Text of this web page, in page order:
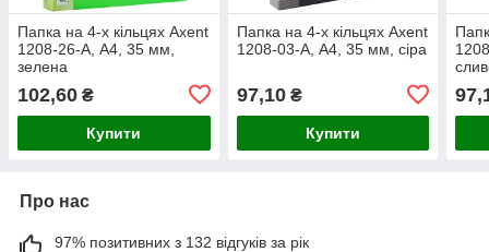
Папка на 4-х кільцях Axent
1208-26-A, А4, 35 мм,
зелена
102,60 ₴
Купити
Папка на 4-х кільцях Axent
1208-03-A, А4, 35 мм, сіра
97,10₴
Купити
Про нас
97% позитивних з 132 відгуків за рік